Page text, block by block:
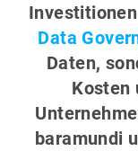
Data
Daten,
Kosten
baramundi